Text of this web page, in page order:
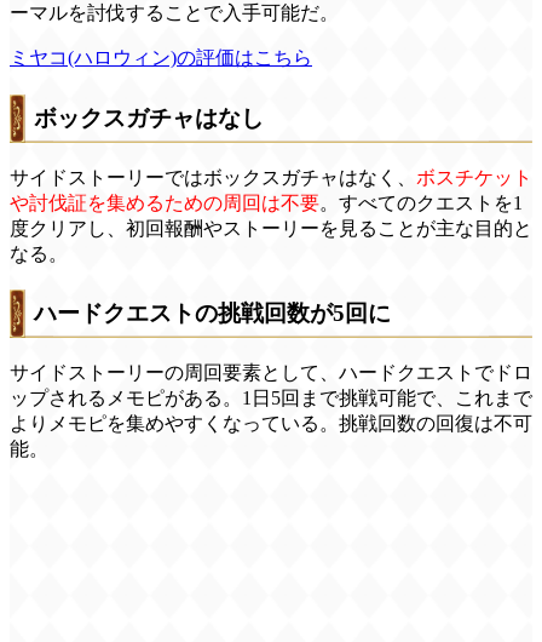
ーマルを討伐することで入手可能だ。
ミヤコ(ハロウィン)の評価はこちら
ボックスガチャはなし
サイドストーリーではボックスガチャはなく、 ボスチケット
や討伐証を集めるための周回は不要。すべてのクエストを1
度クリアし、初回報酬やストーリーを見ることが主な目的と
なる。
ハードクエストの挑戦回数が5回に
サイドストーリーの周回要素として、ハードクエストでドロ
ップされるメモピがある。1日5回まで挑戦可能で、これまで
よりメモピを集めやすくなっている。挑戦回数の回復は不可
能。